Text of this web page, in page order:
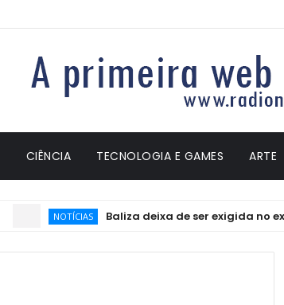
CIÊNCIA TECNOLOGIA E GAMES ARTE
NOTÍCIAS Baliza deixa de ser exigida no